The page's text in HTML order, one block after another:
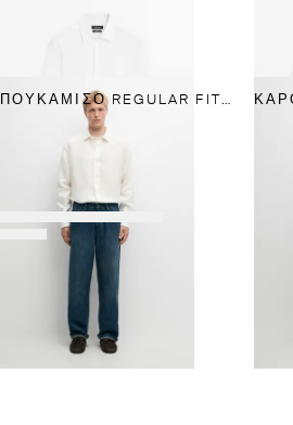
ΠΟΥΚΆΜΙΣΟ REGULAR FIT ΑΠΌ 100% ΛΙΝΌ